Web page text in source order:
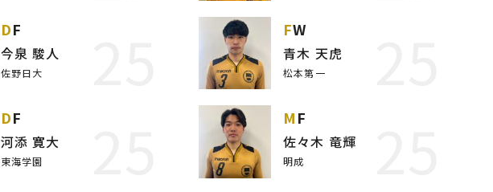
DF
今泉 駿人
佐野日大
FW
青木 天虎
松本第一
DF
河添 寛大
東海学園
MF
佐々木 竜輝
明成